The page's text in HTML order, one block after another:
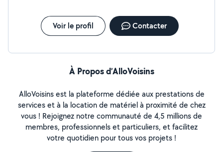
Voir le profil Contacter
À Propos d’AlloVoisins
AlloVoisins est la plateforme dédiée aux prestations de
services et à la location de matériel à proximité de chez
vous ! Rejoignez notre communauté de 4,5 millions de
membres, professionnels et particuliers, et facilitez
votre quotidien pour tous vos projets !